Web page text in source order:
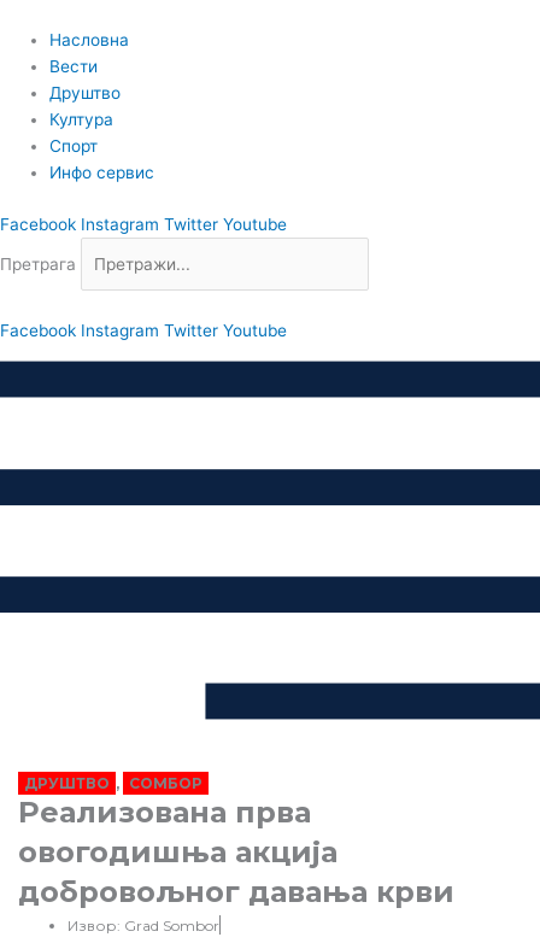
садржај
Насловна
Вести
Друштво
Култура
Спорт
Инфо сервис
Facebook Instagram Twitter Youtube
Претрага
Facebook Instagram Twitter Youtube
ДРУШТВО , СОМБОР
Реализована прва
овогодишња акција
добровољног давања крви
Извор: Grad Sombor